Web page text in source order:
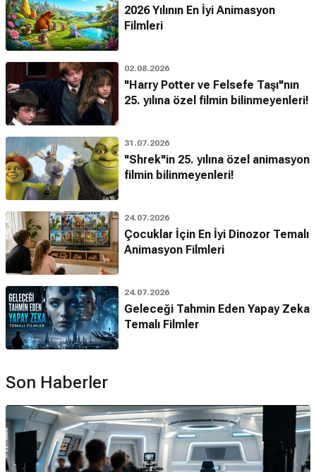
2026 Yılının En İyi Animasyon
Filmleri
02.08.2026
"Harry Potter ve Felsefe Taşı"nın
25. yılına özel filmin bilinmeyenleri!
31.07.2026
"Shrek"in 25. yılına özel animasyon
filmin bilinmeyenleri!
24.07.2026
Çocuklar İçin En İyi Dinozor Temalı
Animasyon Filmleri
24.07.2026
Geleceği Tahmin Eden Yapay Zeka
Temalı Filmler
Son Haberler